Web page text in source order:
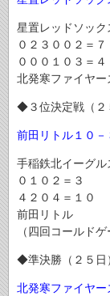
星置レッドソック
０２３００２＝７
０００１０３＝４
北発寒ファイヤー
◆３位決定戦（２
前田リトル１０
手稲鉄北イーグル
０１０２＝３
４２０４＝１０
前田リトル
（四回コールドゲ
◆準決勝（２５日
北発寒ファイヤ